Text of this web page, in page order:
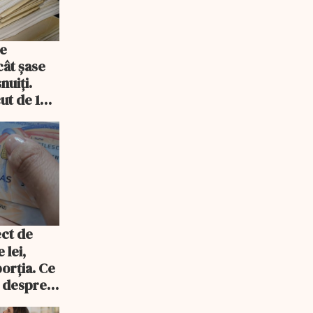
șase
de 14
lei,
Ce
despre